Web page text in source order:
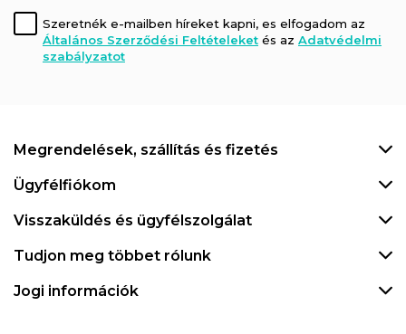
Szeretnék e-mailben híreket kapni, es elfogadom az
Általános Szerződési Feltételeket és az Adatvédelmi
szabályzatot
Megrendelések, szállítás és fizetés
Ügyfélfiókom
Visszaküldés és ügyfélszolgálat
Tudjon meg többet rólunk
Jogi információk